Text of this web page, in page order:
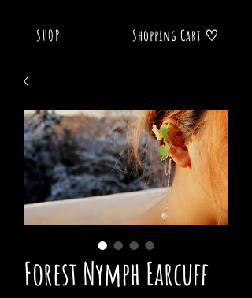
SHOP Shopping Cart ♡
Forest Nymph Earcuff